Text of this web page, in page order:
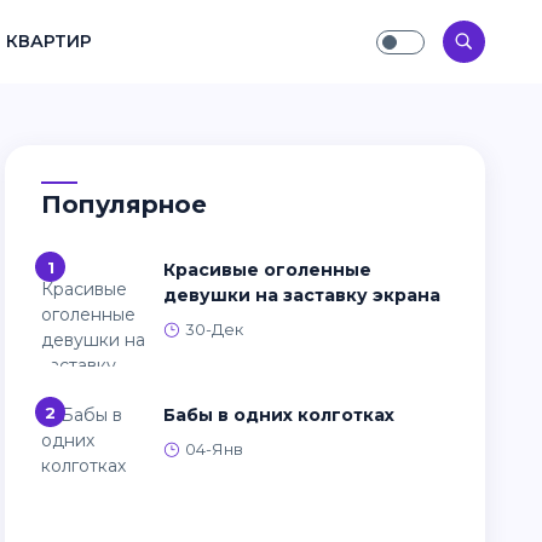
Популярное
1
Красивые оголенные
девушки на заставку экрана
30-Дек
2 Бабы в одних колготках
04-Янв